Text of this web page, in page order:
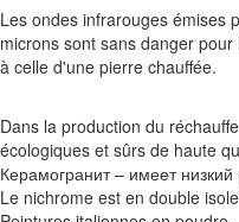
Les ondes infrarouges émises
microns sont sans danger
à celle d'une pierre chauffée.
Dans la production du
écologiques et sûrs de haute
Керамогранит – имеет
Le nichrome est en double